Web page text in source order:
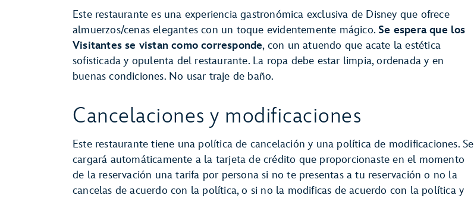
Este restaurante es una experiencia gastronómica exclusiva de Disney que ofrece
almuerzos/cenas elegantes con un toque evidentemente mágico. Se espera que los
Visitantes se vistan como corresponde, con un atuendo que acate la estética
sofisticada y opulenta del restaurante. La ropa debe estar limpia, ordenada y en
buenas condiciones. No usar traje de baño.
Cancelaciones y modificaciones
Este restaurante tiene una política de cancelación y una política de modificaciones. Se
cargará automáticamente a la tarjeta de crédito que proporcionaste en el momento
de la reservación una tarifa por persona si no te presentas a tu reservación o no la
cancelas de acuerdo con la política, o si no la modificas de acuerdo con la política y